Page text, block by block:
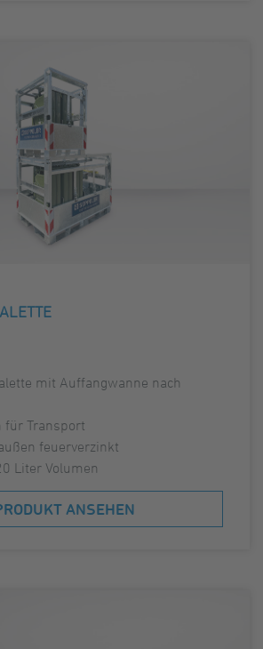
mit Auffangwanne nach
für Transport
feuerverzinkt
Liter Volumen
ANSEHEN